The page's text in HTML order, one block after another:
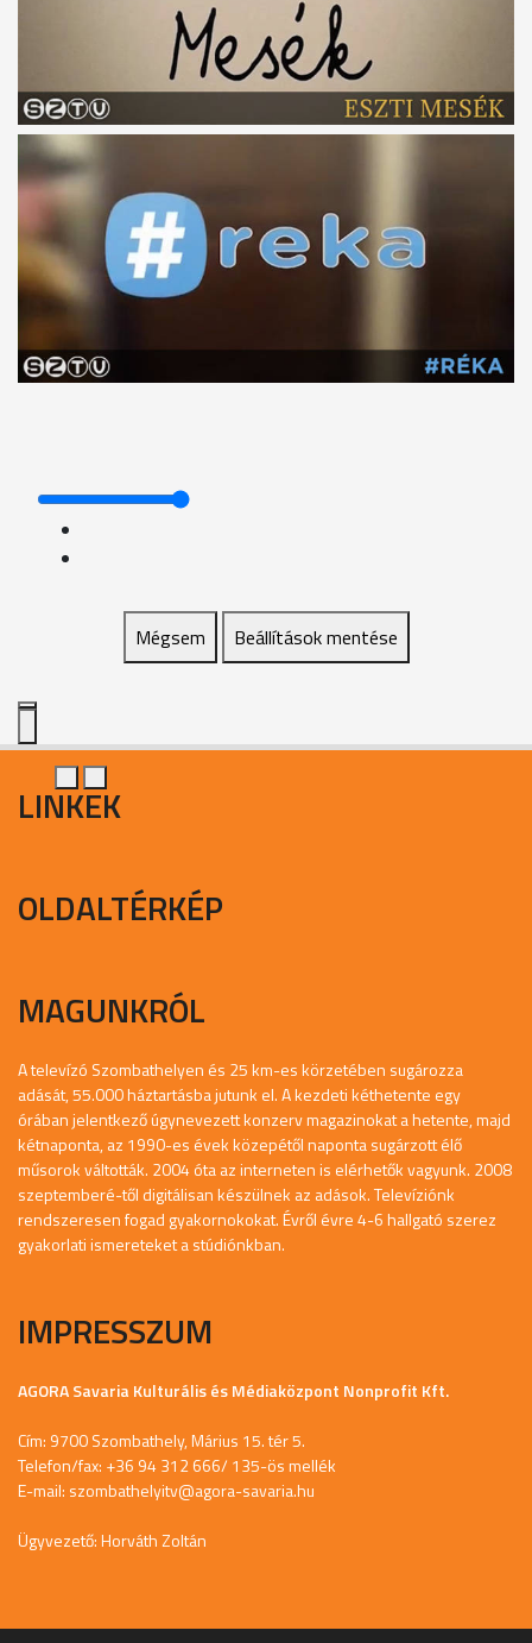
Mégsem Beállítások mentése
LINKEK
OLDALTÉRKÉP
MAGUNKRÓL
A televízó Szombathelyen és 25 km-es körzetében sugározza
adását, 55.000 háztartásba jutunk el. A kezdeti kéthetente egy
órában jelentkező úgynevezett konzerv magazinokat a hetente, majd
kétnaponta, az 1990-es évek közepétől naponta sugárzott élő
műsorok váltották. 2004 óta az interneten is elérhetők vagyunk. 2008
szeptemberé-től digitálisan készülnek az adások. Televíziónk
rendszeresen fogad gyakornokokat. Évről évre 4-6 hallgató szerez
gyakorlati ismereteket a stúdiónkban.
IMPRESSZUM
AGORA Savaria Kulturális és Médiaközpont Nonprofit Kft.
Cím: 9700 Szombathely, Márius 15. tér 5.
Telefon/fax: +36 94 312 666/ 135-ös mellék
E-mail: szombathelyitv@agora-savaria.hu
Ügyvezető: Horváth Zoltán